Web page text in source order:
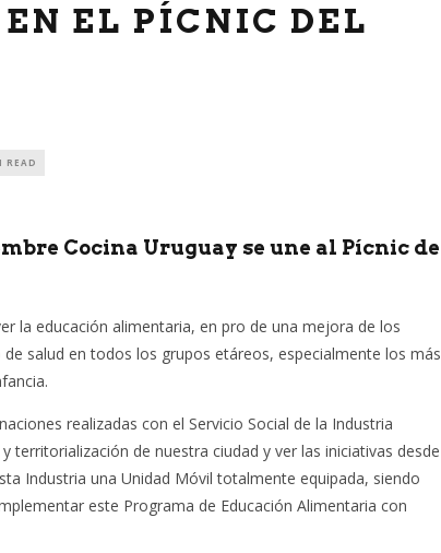
EL PÍCNIC DEL
READ
Cocina Uruguay se une al Pícnic de
la educación alimentaria, en pro de una mejora de los
salud en todos los grupos etáreos, especialmente los más
realizadas con el Servicio Social de la Industria
territorialización de nuestra ciudad y ver las iniciativas desde
Industria una Unidad Móvil totalmente equipada, siendo
este Programa de Educación Alimentaria con